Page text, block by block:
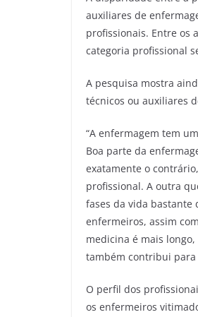
auxiliares de
profissionais. Entre os
categoria profissional
A pesquisa mostra
técnicos ou auxiliares
“A enfermagem tem
Boa parte da
exatamente o
profissional. A outra
fases da vida bastante
enfermeiros, assim
medicina é mais
também contribui para
O perfil dos
os enfermeiros